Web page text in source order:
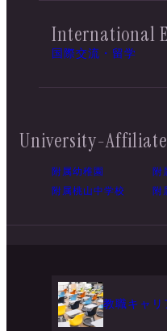
International
国際交流・留学
University-
附属幼稚園 附
附属桃山中学校
附
教職キャリ